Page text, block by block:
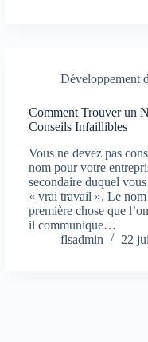
Développement
Comment Trouver un
Conseils Infaillibles
Vous ne devez pas
nom pour votre
secondaire duquel
« vrai travail ». Le nom
première chose que
il communique…
flsadmin
22